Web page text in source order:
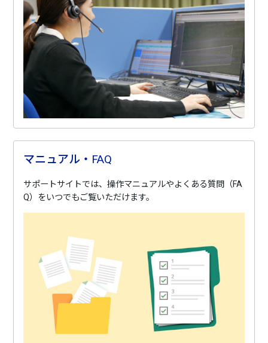
マニュアル・FAQ
サポートサイトでは、操作マニュアルやよくある質問（FA
Q）をいつでもご覧いただけます。